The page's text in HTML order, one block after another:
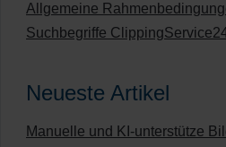
Allgemeine
Suchbegriffe
Neueste Artikel
Manuelle und KI-unterstütze